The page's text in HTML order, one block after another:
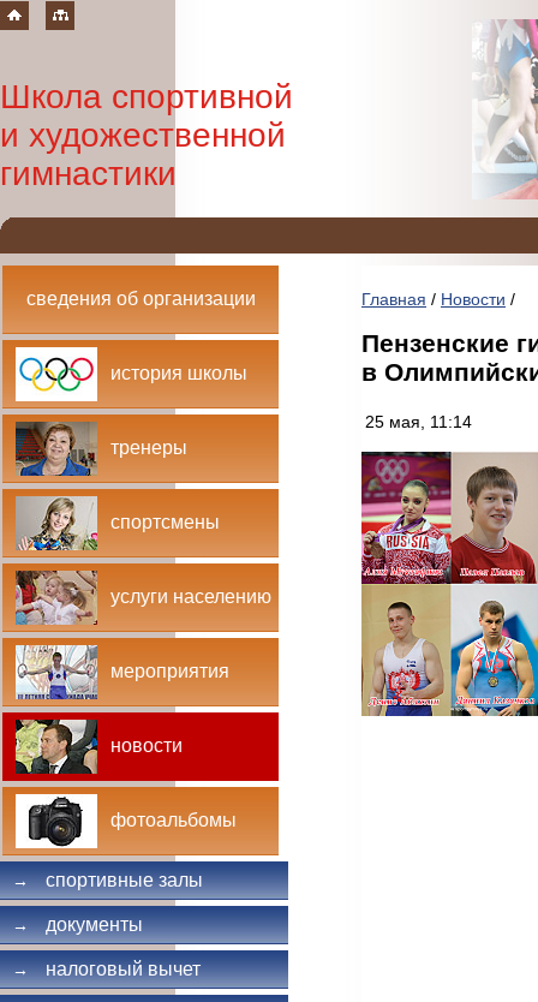
Школа спортивной
и художественной
гимнастики
сведения об организации
история школы
тренеры
спортсмены
услуги населению
мероприятия
новости
фотоальбомы
→ спортивные залы
→ документы
→ налоговый вычет
Главная / Новости /
Пензенские
в
25 мая, 11:14